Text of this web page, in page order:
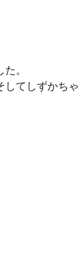
。
してしずかちゃ